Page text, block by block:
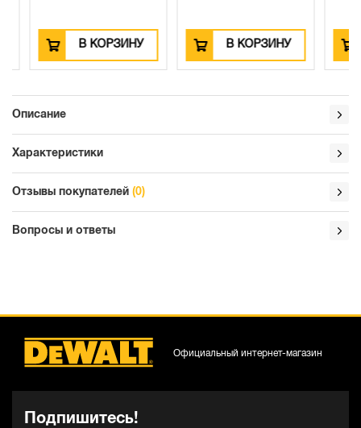
В КОРЗИНУ В КОРЗИНУ
Описание
Характеристики
Отзывы покупателей (0)
Вопросы и ответы
Подпишитесь!
Официальный интернет-магазин